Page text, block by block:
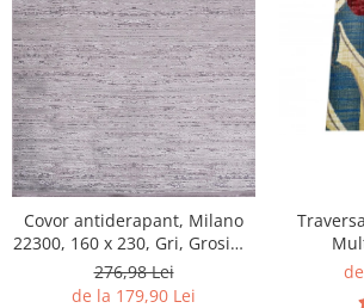
Covor antiderapant, Milano
22300, 160 x 230, Gri, Grosime
4mm
276,98 Lei
de la 179,90 Lei